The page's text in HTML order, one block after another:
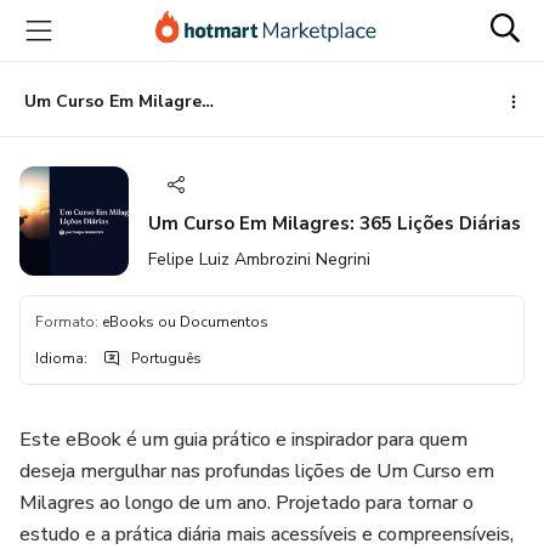
para
conteúdo
principal
para
pagamento
para
rodapé
Um Curso Em Milagres: 365 Lições Diárias
Um Curso Em Milagres: 365 Lições Diárias
Felipe Luiz Ambrozini Negrini
Formato: eBooks ou Documentos
Idioma: Português
Este eBook é um guia prático e inspirador para quem
deseja mergulhar nas profundas lições de Um Curso em
Milagres ao longo de um ano. Projetado para tornar o
estudo e a prática diária mais acessíveis e compreensíveis,